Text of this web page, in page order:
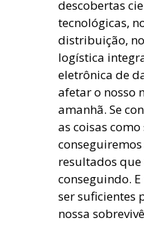
descobertas
tecnológicas,
distribuição,
logística
eletrônica de
afetar o nosso
amanhã. Se
as coisas
resultados que
conseguindo.
ser suficientes
nossa